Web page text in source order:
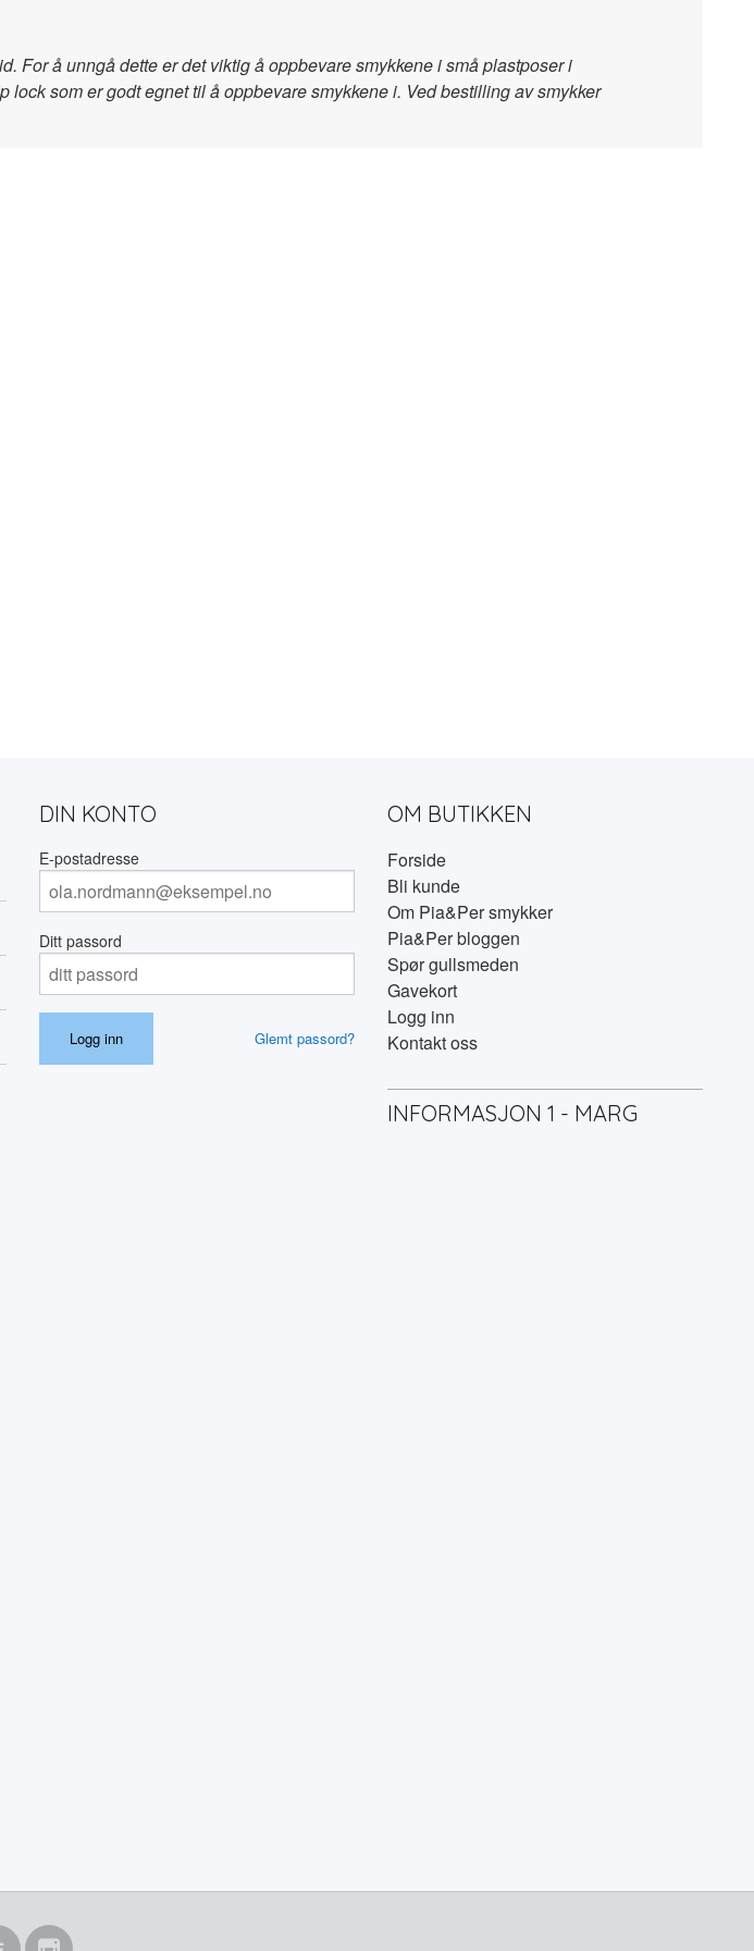
For å unngå dette er det viktig å oppbevare smykkene i små plastposer i
som er godt egnet til å oppbevare smykkene i. Ved bestilling av smykker
DIN KONTO
E-postadresse
Ditt passord
Glemt passord?
OM BUTIKKEN
Forside
Bli kunde
Om Pia&Per smykker
Pia&Per bloggen
Spør gullsmeden
Gavekort
Logg inn
Kontakt oss
INFORMASJON 1 - MARG